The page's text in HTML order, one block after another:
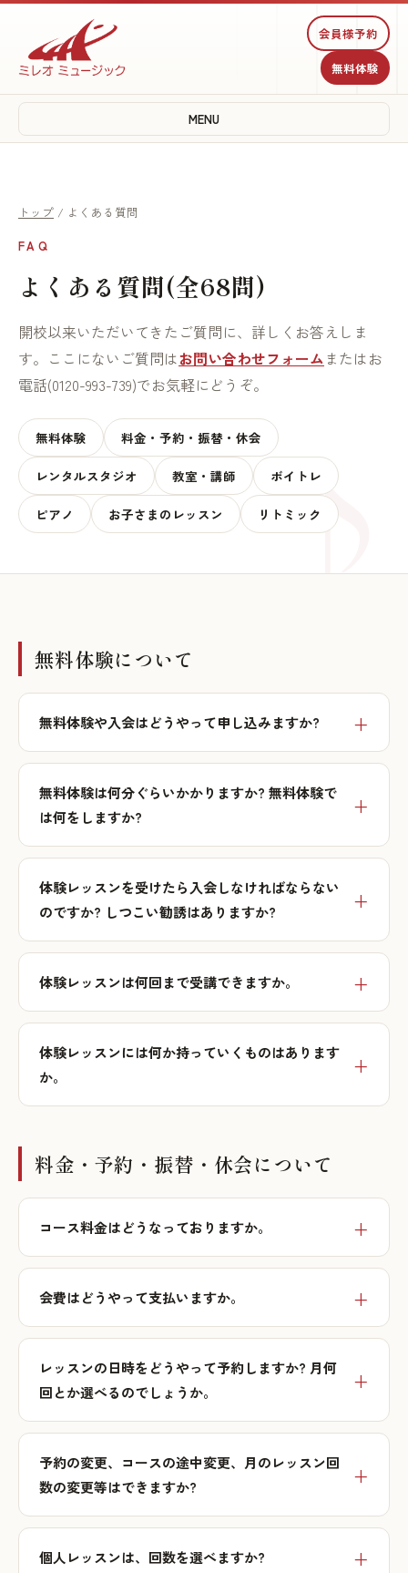
会員様予約
無料体験
MENU
トップ / よくある質問
FAQ
よくある質問(全68問)
開校以来いただいてきたご質問に、詳しくお答えしま
す。ここにないご質問はお問い合わせフォームまたはお
電話(0120-993-739)でお気軽にどうぞ。
無料体験 料金・予約・振替・休会
レンタルスタジオ 教室・講師 ボイトレ
ピアノ お子さまのレッスン リトミック
無料体験について
無料体験や入会はどうやって申し込みますか?
無料体験は何分ぐらいかかりますか? 無料体験で
は何をしますか?
体験レッスンを受けたら入会しなければならない
のですか? しつこい勧誘はありますか?
体験レッスンは何回まで受講できますか。
体験レッスンには何か持っていくものはあります
か。
料金・予約・振替・休会について
コース料金はどうなっておりますか。
会費はどうやって支払いますか。
レッスンの日時をどうやって予約しますか? 月何
回とか選べるのでしょうか。
予約の変更、コースの途中変更、月のレッスン回
数の変更等はできますか?
個人レッスンは、回数を選べますか?